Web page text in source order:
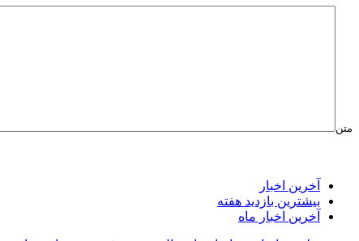
متن
آخرین اخبار
بیشترین بازدید هفته
آخرین اخبار ماه